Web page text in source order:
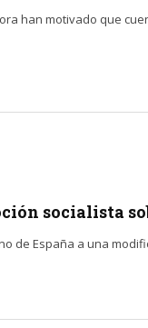
han motivado que
socialista
de España a una
La foto